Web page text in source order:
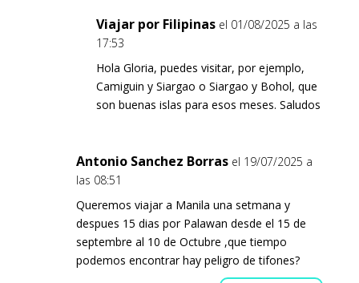
Viajar por Filipinas el 01/08/2025 a las
17:53
Hola Gloria, puedes visitar, por ejemplo,
Camiguin y Siargao o Siargao y Bohol, que
son buenas islas para esos meses. Saludos
Antonio Sanchez Borras el 19/07/2025 a
las 08:51
Queremos viajar a Manila una setmana y
despues 15 dias por Palawan desde el 15 de
septembre al 10 de Octubre ,que tiempo
podemos encontrar hay peligro de tifones?